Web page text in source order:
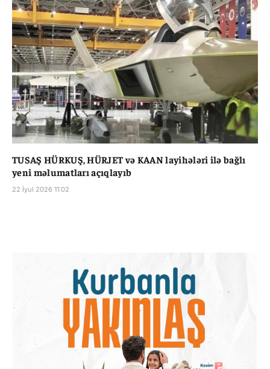
TUSAŞ HÜRKUŞ, HÜRJET və KAAN layihələri ilə bağlı
yeni məlumatları açıqlayıb
22 İyul 2026 11:02